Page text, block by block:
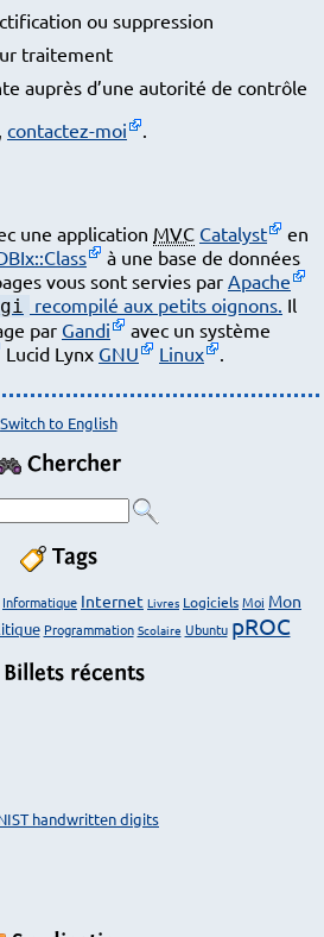
ou suppression
traitement
auprès d’une autorité de contrôle
contactez-moi
une application MVC Catalyst
en
à une base de données
vous sont servies par Apache
recompilé aux petits oignons. Il
par Gandi
avec un système
Lucid Lynx GNU Linux
Switch to English
Chercher
Tags
Informatique Internet Livres LogicielsMoi Mon
Programmation Scolaire Ubuntu pROC
Billets récents
handwritten digits